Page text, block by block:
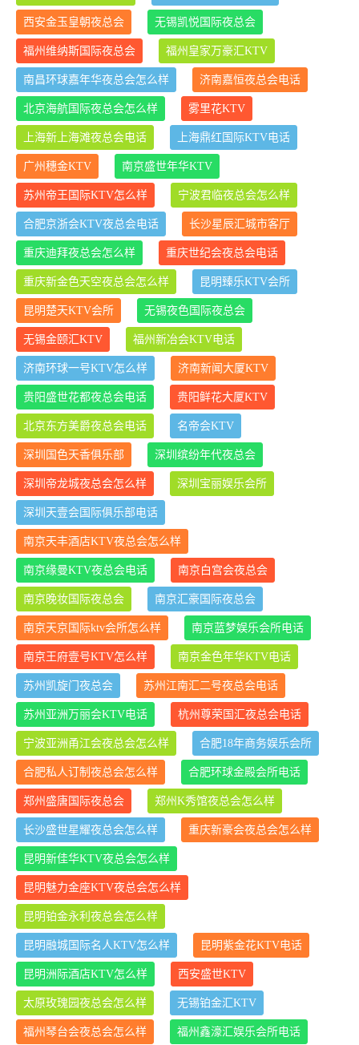
西安金玉皇朝夜总会 无锡凯悦国际夜总会
福州维纳斯国际夜总会 福州皇家万豪汇KTV
南昌环球嘉年华夜总会怎么样 济南嘉恒夜总会电话
北京海航国际夜总会怎么样 雾里花KTV
上海新上海滩夜总会电话 上海鼎红国际KTV电话
广州穗金KTV 南京盛世年华KTV
苏州帝王国际KTV怎么样 宁波君临夜总会怎么样
合肥京浙会KTV夜总会电话 长沙星辰汇城市客厅
重庆迪拜夜总会怎么样 重庆世纪会夜总会电话
重庆新金色天空夜总会怎么样 昆明臻乐KTV会所
昆明楚天KTV会所 无锡夜色国际夜总会
无锡金颐汇KTV 福州新冶会KTV电话
济南环球一号KTV怎么样 济南新闻大厦KTV
贵阳盛世花都夜总会电话 贵阳鲜花大厦KTV
北京东方美爵夜总会电话 名帝会KTV
深圳国色天香俱乐部 深圳缤纷年代夜总会
深圳帝龙城夜总会怎么样 深圳宝丽娱乐会所
深圳天壹会国际俱乐部电话
南京天丰酒店KTV夜总会怎么样
南京缘曼KTV夜总会电话 南京白宫会夜总会
南京晚妆国际夜总会 南京汇豪国际夜总会
南京天京国际ktv会所怎么样 南京蓝梦娱乐会所电话
南京王府壹号KTV怎么样 南京金色年华KTV电话
苏州凯旋门夜总会 苏州江南汇二号夜总会电话
苏州亚洲万丽会KTV电话 杭州尊荣国汇夜总会电话
宁波亚洲甬江会夜总会怎么样 合肥18年商务娱乐会所
合肥私人订制夜总会怎么样 合肥环球金殿会所电话
郑州盛唐国际夜总会 郑州K秀馆夜总会怎么样
长沙盛世星耀夜总会怎么样 重庆新豪会夜总会怎么样
昆明新佳华KTV夜总会怎么样
昆明魅力金座KTV夜总会怎么样
昆明铂金永利夜总会怎么样
昆明融城国际名人KTV怎么样 昆明紫金花KTV电话
昆明洲际酒店KTV怎么样 西安盛世KTV
太原玫瑰园夜总会怎么样 无锡铂金汇KTV
福州琴台会夜总会怎么样 福州鑫濠汇娱乐会所电话